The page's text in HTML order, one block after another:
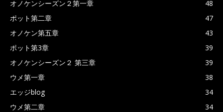
オノケンシーズン２第一章
48
ポット第二章
47
オノケン第五章
43
ポット第3章
39
オノケンシーズン２ 第三章
39
ウメ第一章
38
エッジblog
34
ウメ第二章
34